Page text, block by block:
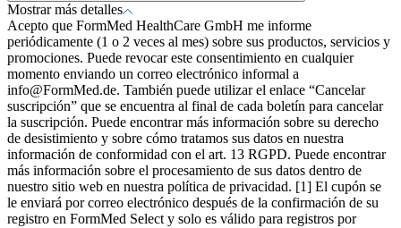
Mostrar más detalles
Acepto que FormMed HealthCare GmbH me informe
periódicamente (1 o 2 veces al mes) sobre sus productos, servicios y
promociones. Puede revocar este consentimiento en cualquier
momento enviando un correo electrónico informal a
info@FormMed.de. También puede utilizar el enlace “Cancelar
suscripción” que se encuentra al final de cada boletín para cancelar
la suscripción. Puede encontrar más información sobre su derecho
de desistimiento y sobre cómo tratamos sus datos en nuestra
información de conformidad con el art. 13 RGPD. Puede encontrar
más información sobre el procesamiento de sus datos dentro de
nuestro sitio web en nuestra política de privacidad. [1] El cupón se
le enviará por correo electrónico después de la confirmación de su
registro en FormMed Select y solo es válido para registros por